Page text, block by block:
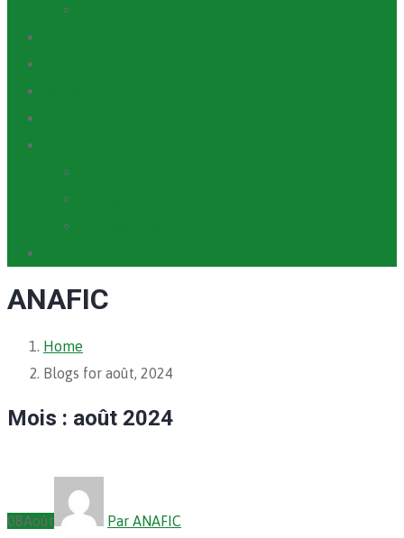
ANAFIC
Home
Blogs for août, 2024
Mois : août 2024
08Août
Par ANAFIC